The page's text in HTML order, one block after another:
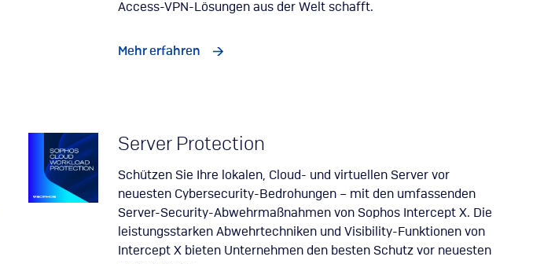
Access-VPN-Lösungen aus der Welt schafft.
Mehr erfahren
Server Protection
Schützen Sie Ihre lokalen, Cloud- und virtuellen Server vor
neuesten Cybersecurity-Bedrohungen – mit den umfassenden
Server-Security-Abwehrmaßnahmen von Sophos Intercept X. Die
leistungsstarken Abwehrtechniken und Visibility-Funktionen von
Intercept X bieten Unternehmen den besten Schutz vor neuesten